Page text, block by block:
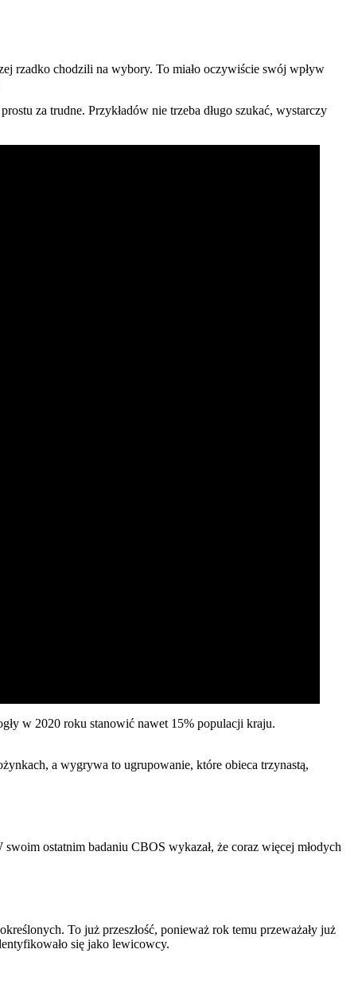
rzadko chodzili na wybory. To miało oczywiście swój wpływ
za trudne. Przykładów nie trzeba długo szukać, wystarczy
w 2020 roku stanowić nawet 15% populacji kraju.
a wygrywa to ugrupowanie, które obieca trzynastą,
ostatnim badaniu CBOS wykazał, że coraz więcej młodych
To już przeszłość, ponieważ rok temu przeważały już
się jako lewicowcy.